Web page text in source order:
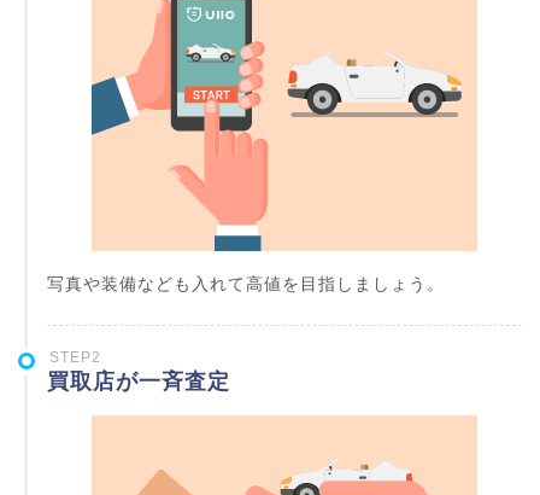
写真や装備なども入れて高値を目指しましょう。
STEP2
買取店が一斉査定